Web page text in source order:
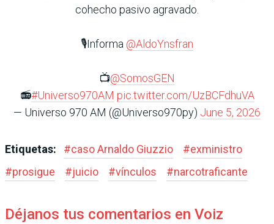
cohecho pasivo agravado.
🎙️Informa @AldoYnsfran
📺@SomosGEN
📻#Universo970AM pic.twitter.com/UzBCFdhuVA
— Universo 970 AM (@Universo970py) June 5, 2026
Etiquetas: #caso Arnaldo Giuzzio #exministro
#prosigue #juicio #vínculos #narcotraficante
Déjanos tus comentarios en Voiz